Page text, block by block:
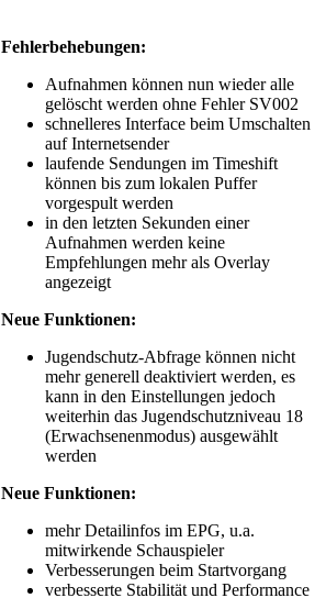
Fehlerbehebungen:
Aufnahmen können nun wieder alle
gelöscht werden ohne Fehler SV002
schnelleres Interface beim Umschalten
auf Internetsender
laufende Sendungen im Timeshift
können bis zum lokalen Puffer
vorgespult werden
in den letzten Sekunden einer
Aufnahmen werden keine
Empfehlungen mehr als Overlay
angezeigt
Neue Funktionen:
Jugendschutz-Abfrage können nicht
mehr generell deaktiviert werden, es
kann in den Einstellungen jedoch
weiterhin das Jugendschutzniveau 18
(Erwachsenenmodus) ausgewählt
werden
Neue Funktionen:
mehr Detailinfos im EPG, u.a.
mitwirkende Schauspieler
Verbesserungen beim Startvorgang
verbesserte Stabilität und Performance